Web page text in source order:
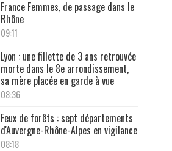
France Femmes, de passage dans le
Rhône
09:11
Lyon : une fillette de 3 ans retrouvée
morte dans le 8e arrondissement,
sa mère placée en garde à vue
08:36
Feux de forêts : sept départements
d'Auvergne-Rhône-Alpes en vigilance
08:18